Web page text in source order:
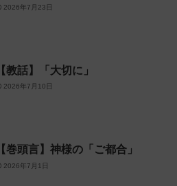
2026年7月23日
【教話】「大切に」
2026年7月10日
【巻頭言】神様の「ご都合」
2026年7月1日